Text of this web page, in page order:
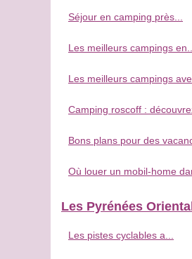
Séjour en camping près...
Les meilleurs campings en...
Les meilleurs campings
Camping roscoff :
Bons plans pour des
Où louer un mobil-home
Les Pyrénées
Les pistes cyclables a...